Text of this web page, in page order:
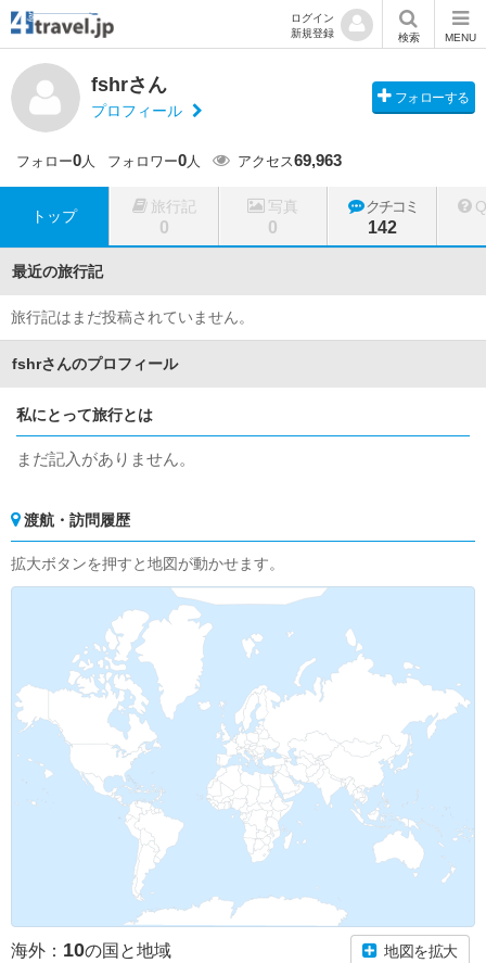
ログイン
新規登録
検索 MENU
fshrさん
プロフィール
フォローする
フォロー0人 フォロワー0人 アクセス69,963
トップ
旅行記
0
写真
0
クチコミ
142
最近の旅行記
旅行記はまだ投稿されていません。
fshrさんのプロフィール
私にとって旅行とは
まだ記入がありません。
渡航・訪問履歴
拡大ボタンを押すと地図が動かせます。
海外： 10の国と地域 地図を拡大